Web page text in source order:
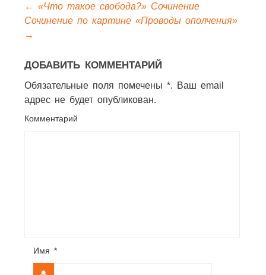
← «Что такое свобода?» Сочинение
Сочинение по картине «Проводы ополчения»
→
ДОБАВИТЬ КОММЕНТАРИЙ
Обязательные поля помечены *. Ваш email
адрес не будет опубликован.
Комментарий
Имя *